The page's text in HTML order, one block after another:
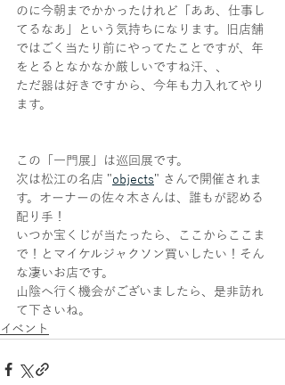
のに今朝までかかったけれど「ああ、仕事し
てるなあ」という気持ちになります。旧店舗
ではごく当たり前にやってたことですが、年
をとるとなかなか厳しいですね汗、、
ただ器は好きですから、今年も力入れてやり
ます。
この「一門展」は巡回展です。
次は松江の名店 "objects" さんで開催されま
す。オーナーの佐々木さんは、誰もが認める
配り手！
いつか宝くじが当たったら、ここからここま
で！とマイケルジャクソン買いしたい！そん
な凄いお店です。
山陰へ行く機会がございましたら、是非訪れ
て下さいね。
イベント